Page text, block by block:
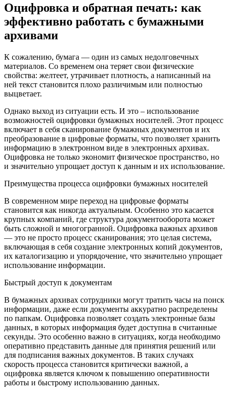
Оцифровка и обратная печать: как
эффективно работать с бумажными
архивами
К сожалению, бумага — один из самых недолговечных
материалов. Со временем она теряет свои физические
свойства: желтеет, утрачивает плотность, а написанный на
ней текст становится плохо различимым или полностью
выцветает.
Однако выход из ситуации есть. И это – использование
возможностей оцифровки бумажных носителей. Этот процесс
включает в себя сканирование бумажных документов и их
преобразование в цифровые форматы, что позволяет хранить
информацию в электронном виде в электронных архивах.
Оцифровка не только экономит физическое пространство, но
и значительно упрощает доступ к данным и их использование.
Преимущества процесса оцифровки бумажных носителей
В современном мире переход на цифровые форматы
становится как никогда актуальным. Особенно это касается
крупных компаний, где структура документооборота может
быть сложной и многогранной. Оцифровка важных архивов
— это не просто процесс сканирования; это целая система,
включающая в себя создание электронных копий документов,
их каталогизацию и упорядочение, что значительно упрощает
использование информации.
Быстрый доступ к документам
В бумажных архивах сотрудники могут тратить часы на поиск
информации, даже если документы аккуратно распределены
по папкам. Оцифровка позволяет создать электронные базы
данных, в которых информация будет доступна в считанные
секунды. Это особенно важно в ситуациях, когда необходимо
оперативно представить данные для принятия решений или
для подписания важных документов. В таких случаях
скорость процесса становится критически важной, а
оцифровка является ключом к повышению оперативности
работы и быстрому использованию данных.